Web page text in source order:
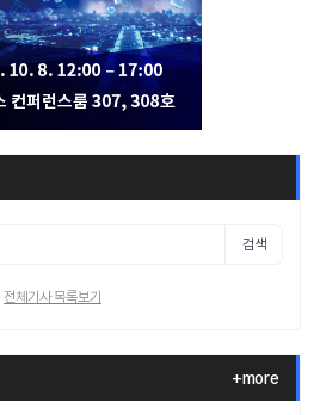
검색
전체기사 목록보기
+more